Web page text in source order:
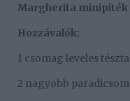
Margherita minipiték
Hozzávalók:
1 csomag leveles tészta
2 nagyobb paradicsom